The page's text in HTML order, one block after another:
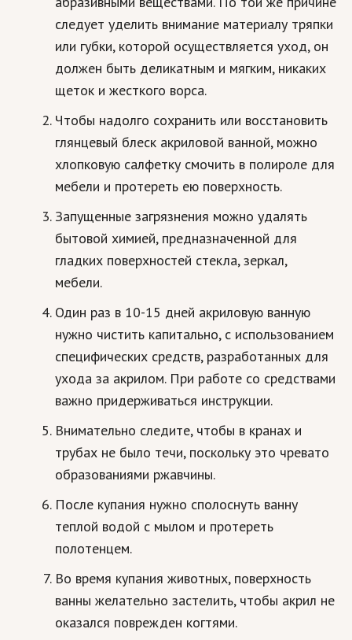
следует уделить внимание материалу тряпки
или губки, которой осуществляется уход, он
должен быть деликатным и мягким, никаких
щеток и жесткого ворса.
Чтобы надолго сохранить или восстановить
глянцевый блеск акриловой ванной, можно
хлопковую салфетку смочить в полироле для
мебели и протереть ею поверхность.
Запущенные загрязнения можно удалять
бытовой химией, предназначенной для
гладких поверхностей стекла, зеркал,
мебели.
Один раз в 10-15 дней акриловую ванную
нужно чистить капитально, с использованием
специфических средств, разработанных для
ухода за акрилом. При работе со средствами
важно придерживаться инструкции.
Внимательно следите, чтобы в кранах и
трубах не было течи, поскольку это чревато
образованиями ржавчины.
После купания нужно сполоснуть ванну
теплой водой с мылом и протереть
полотенцем.
Во время купания животных, поверхность
ванны желательно застелить, чтобы акрил не
оказался поврежден когтями.